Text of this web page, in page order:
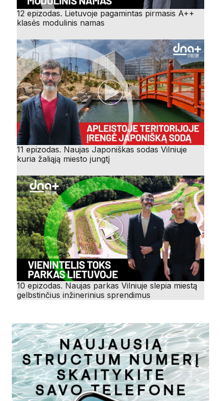
12 epizodas. Lietuvoje pagamintas pirmasis A++
klasės modulinis namas
11 epizodas. Naujas Japoniškas sodas Vilniuje
kuria žaliąją miesto jungtį
10 epizodas. Naujas parkas Vilniuje slepia miestą
gelbstinčius inžinerinius sprendimus